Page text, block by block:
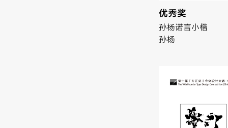
优秀奖
孙杨诺言小楷
孙杨